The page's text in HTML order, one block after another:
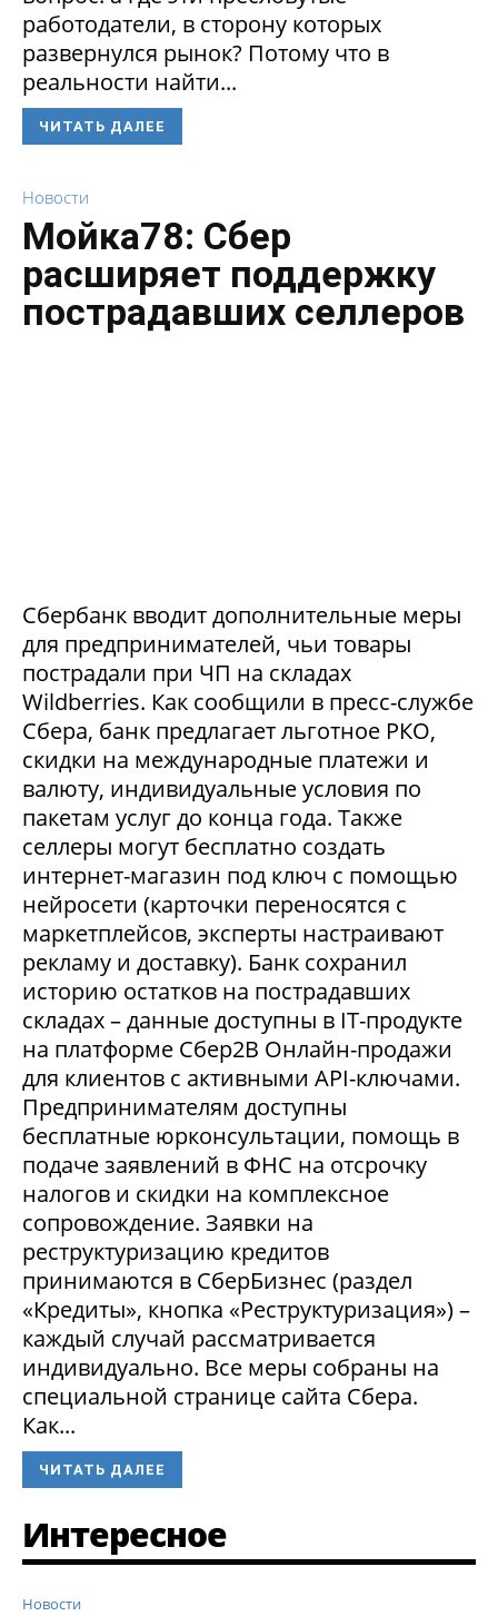
работодатели, в сторону которых
развернулся рынок? Потому что в
реальности найти...
ЧИТАТЬ ДАЛЕЕ
Новости
Мойка78: Сбер
расширяет поддержку
пострадавших селлеров
Сбербанк вводит дополнительные меры
для предпринимателей, чьи товары
пострадали при ЧП на складах
Wildberries. Как сообщили в пресс-службе
Сбера, банк предлагает льготное РКО,
скидки на международные платежи и
валюту, индивидуальные условия по
пакетам услуг до конца года. Также
селлеры могут бесплатно создать
интернет-магазин под ключ с помощью
нейросети (карточки переносятся с
маркетплейсов, эксперты настраивают
рекламу и доставку). Банк сохранил
историю остатков на пострадавших
складах – данные доступны в IT-продукте
на платформе Сбер2В Онлайн-продажи
для клиентов с активными API-ключами.
Предпринимателям доступны
бесплатные юрконсультации, помощь в
подаче заявлений в ФНС на отсрочку
налогов и скидки на комплексное
сопровождение. Заявки на
реструктуризацию кредитов
принимаются в СберБизнес (раздел
«Кредиты», кнопка «Реструктуризация») –
каждый случай рассматривается
индивидуально. Все меры собраны на
специальной странице сайта Сбера.
Как...
ЧИТАТЬ ДАЛЕЕ
Интересное
Новости